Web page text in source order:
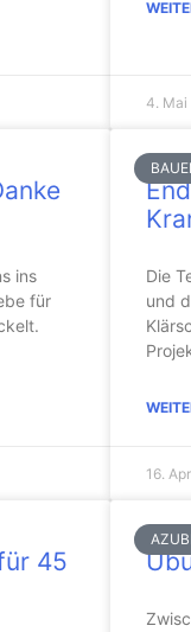
4.
ins
für
Die
und
16.
45
AZUBI